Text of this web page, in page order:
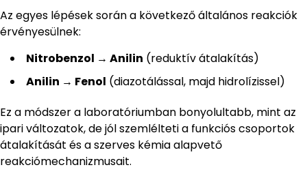
Az egyes lépések során a következő általános reakciók
érvényesülnek:
Nitrobenzol → Anilin (reduktív átalakítás)
Anilin → Fenol (diazotálással, majd hidrolízissel)
Ez a módszer a laboratóriumban bonyolultabb, mint az
ipari változatok, de jól szemlélteti a funkciós csoportok
átalakítását és a szerves kémia alapvető
reakciómechanizmusait.